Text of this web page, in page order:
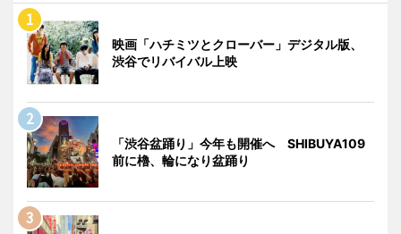
映画「ハチミツとクローバー」デジタル版、
渋谷でリバイバル上映
「渋谷盆踊り」今年も開催へ SHIBUYA109
前に櫓、輪になり盆踊り